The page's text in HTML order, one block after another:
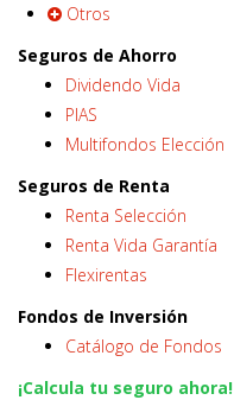
Otros
Seguros de Ahorro
Dividendo Vida
PIAS
Multifondos Elección
Seguros de Renta
Renta Selección
Renta Vida Garantía
Flexirentas
Fondos de Inversión
Catálogo de Fondos
¡Calcula tu seguro ahora!